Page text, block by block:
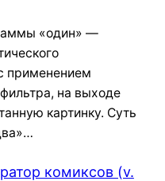
«один» —
применением
на выходе
картинку. Суть
комиксов (v.